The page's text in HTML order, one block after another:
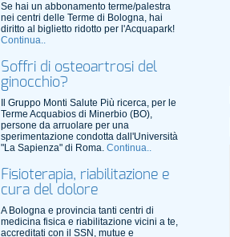
Se hai un abbonamento terme/palestra
nei centri delle Terme di Bologna, hai
diritto al biglietto ridotto per l'Acquapark!
Continua..
Soffri di osteoartrosi del
ginocchio?
Il Gruppo Monti Salute Più ricerca, per le
Terme Acquabios di Minerbio (BO),
persone da arruolare per una
sperimentazione condotta dall'Università
"La Sapienza" di Roma. Continua..
Fisioterapia, riabilitazione e
cura del dolore
A Bologna e provincia tanti centri di
medicina fisica e riabilitazione vicini a te,
accreditati con il SSN, mutue e